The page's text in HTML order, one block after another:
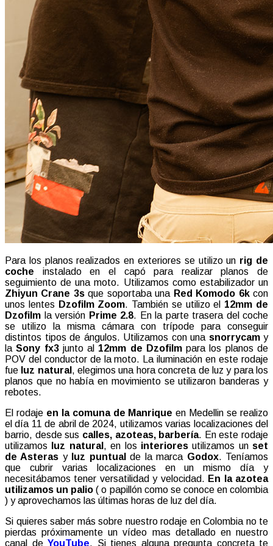
Para los planos realizados en exteriores se utilizo un rig de
coche instalado en el capó para realizar planos de
seguimiento de una moto. Utilizamos como estabilizador un
Zhiyun Crane 3sque soportaba una Red Komodo 6kcon
unos lentes Dzofilm Zoom. También se utilizo el 12mm de
Dzofilm la versión Prime 2.8. En la parte trasera del coche
se utilizo la misma cámara con trípode para conseguir
distintos tipos de ángulos. Utilizamos con una snorrycamy
laSony fx3junto al 12mm de Dzofilmpara los planos de
POV del conductor de la moto. La iluminación en este rodaje
fue luz natural , elegimos una hora concreta de luz y para los
planos que no había en movimiento se utilizaron banderas y
rebotes.
El rodaje en la comuna de Manrique en Medellin se realizo
el día 11 de abril de 2024, utilizamos varias localizaciones del
barrio, desde sus calles, azoteas, barbería. En este rodaje
utilizamos
luz natural , en los interioresutilizamos un set
de Asteras y luz puntual de la marca Godox. Teníamos
que cubrir varias localizaciones en un mismo día y
necesitábamos tener versatilidad y velocidad. En la azotea
utilizamos un palio ( o papillón como se conoce en colombia
) y aprovechamos las últimas horas de luz del día.
Si quieres saber más sobre nuestro rodaje en Colombia no te
pierdas próximamente un vídeo mas detallado en nuestro
canal de YouTube. Si tienes alguna pregunta concreta te